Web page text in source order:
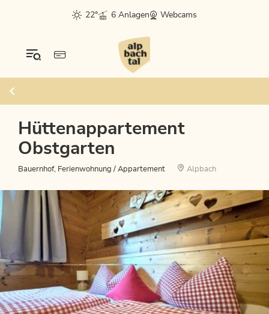
22° 6 Anlagen Webcams
Hüttenappartement
Obstgarten
Bauernhof, Ferienwohnung / Appartement Alpbach